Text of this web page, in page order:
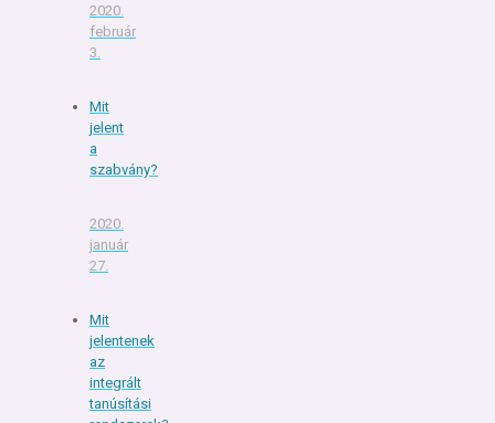
2020.
február
3.
Mit
jelent
a
szabvány?
2020.
január
27.
Mit
jelentenek
az
integrált
tanúsítási